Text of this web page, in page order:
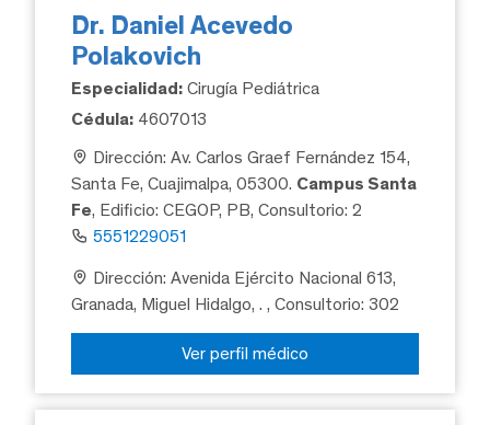
Dr. Daniel Acevedo
Polakovich
Especialidad: Cirugía Pediátrica
Cédula: 4607013
Dirección: Av. Carlos Graef Fernández 154,
Santa Fe, Cuajimalpa, 05300. Campus Santa
Fe, Edificio: CEGOP, PB, Consultorio: 2
5551229051
Dirección: Avenida Ejército Nacional 613,
Granada, Miguel Hidalgo, ., Consultorio: 302
Ver perfil médico